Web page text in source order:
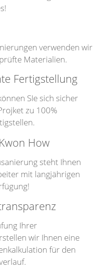
verwenden wir
Materialien.
Fertigstellung
SIe sich sicher
zu 100%
How
steht Ihnen
mit langjährigen
Ihrer
wir Ihnen eine
für den